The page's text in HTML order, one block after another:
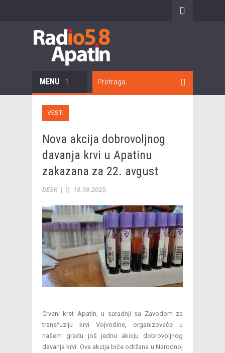
MENU
VESTI
Nova akcija dobrovoljnog
davanja krvi u Apatinu
zakazana za 22. avgust
DESK| 18.08.2025.
Crveni krst Apatin, u saradnji sa Zavodom za
transfuziju krvi Vojvodine, organizovaće u
našem gradu još jednu akciju dobrovoljnog
davanja krvi. Ova akcija biće održana u Narodnoj